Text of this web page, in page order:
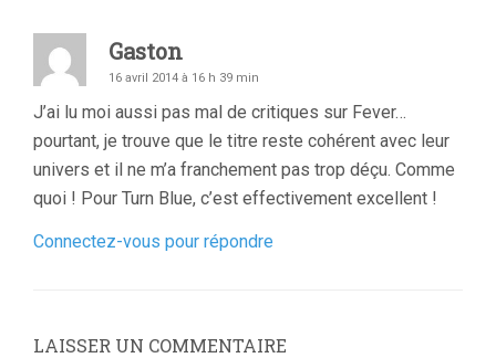
Gaston
16 avril 2014 à 16 h 39 min
J’ai lu moi aussi pas mal de critiques sur Fever…
pourtant, je trouve que le titre reste cohérent avec leur
univers et il ne m’a franchement pas trop déçu. Comme
quoi ! Pour Turn Blue, c’est effectivement excellent !
Connectez-vous pour répondre
LAISSER UN COMMENTAIRE